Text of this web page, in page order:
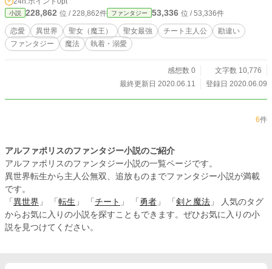
年、そんな彼に恋わずらう女騎士、不思議な美青年魔法使いと共に魔王を倒す旅
へと出る。
小説 228,862 位 / 228,862件 ファンタジー 53,336 位 / 53,336件
恋愛 異世界 聖女（魔王） 聖女最強 チート主人公
勘違い
ファンタジー
魔法 執着・溺愛
感想数 0
文字数 10,776
最終更新日 2020.06.11
登録日 2020.06.09
6件
アルファポリスのファンタジー小説のご紹介
アルファポリスのファンタジー小説の一覧ページです。
異世界転生から主人公無双、追放ものまでファンタジー小説が満載
です。
「 異世界 」 「 転生 」 「 チート 」 「 勇者 」 「 剣と魔法 」 人気のタグ
からお気に入りの小説を探すこともできます。ぜひお気に入りの小
説を見つけてください。